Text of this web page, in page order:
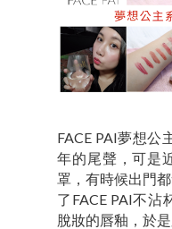
FACE PAI夢想公
年的尾聲，可是
罩，有時候出門
了FACE PAI不
脫妝的唇釉，於